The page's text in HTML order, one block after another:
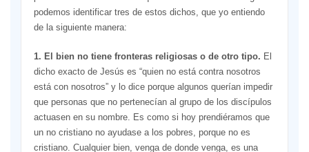
podemos identificar tres de estos dichos, que yo entiendo
de la siguiente manera:
1. El bien no tiene fronteras religiosas o de otro tipo. El
dicho exacto de Jesús es “quien no está contra nosotros
está con nosotros” y lo dice porque algunos querían impedir
que personas que no pertenecían al grupo de los discípulos
actuasen en su nombre. Es como si hoy prendiéramos que
un no cristiano no ayudase a los pobres, porque no es
cristiano. Cualquier bien, venga de donde venga, es una